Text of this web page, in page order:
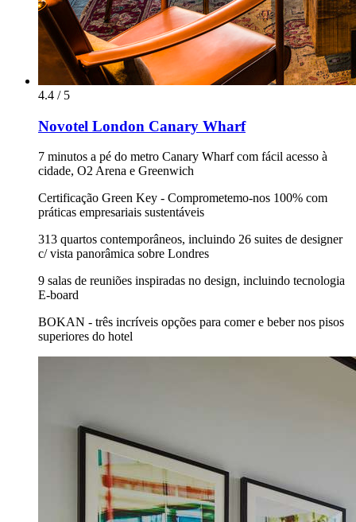
4.4 / 5
Novotel London Canary Wharf
7 minutos a pé do metro Canary Wharf com fácil acesso à
cidade, O2 Arena e Greenwich
Certificação Green Key - Comprometemo-nos 100% com
práticas empresariais sustentáveis
313 quartos contemporâneos, incluindo 26 suites de designer
c/ vista panorâmica sobre Londres
9 salas de reuniões inspiradas no design, incluindo tecnologia
E-board
BOKAN - três incríveis opções para comer e beber nos pisos
superiores do hotel